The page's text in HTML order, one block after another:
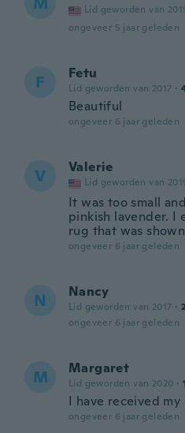
Lid geworden van
ongeveer 5 jaar geleden
F Fetu
Lid geworden van 2017 ·
Beautiful
ongeveer 6 jaar geleden
V Valerie
Lid geworden van
It was too small
pinkish lavender. I
rug that was shown
ongeveer 6 jaar geleden
N Nancy
Lid geworden van 2017 · 2
ongeveer 6 jaar geleden
M Margaret
Lid geworden van 2020 ·
I have received my
ongeveer 6 jaar geleden